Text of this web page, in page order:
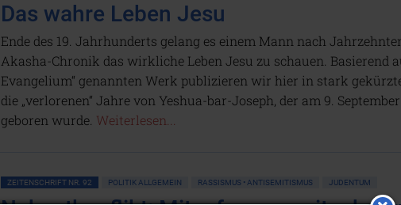
Das wahre Leben Jesu
Ende des 19. Jahrhunderts gelang es einem Mann nach
Akasha-Chronik das wirkliche Leben Jesu zu schauen. Basierend
Evangelium“ genannten Werk publizieren wir hier in stark
die „verlorenen“ Jahre von Yeshua-bar-Joseph, der am 9.
geboren wurde. Weiterlesen...
ZEITENSCHRIFT NR. 92 POLITIK ALLGEMEIN RASSISMUS • ANTISEMITISMUS JUDENTUM